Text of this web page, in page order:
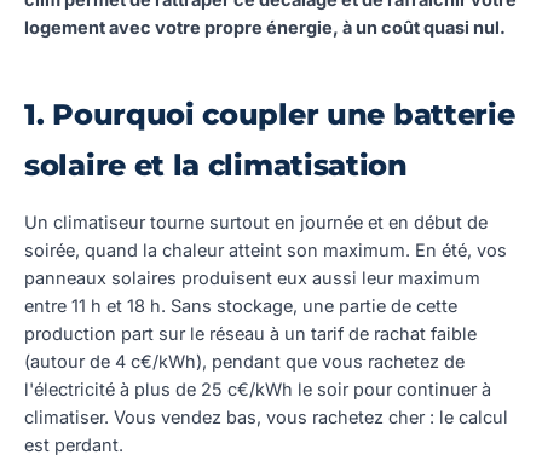
logement avec votre propre énergie, à un coût quasi nul.
1. Pourquoi coupler une batterie
solaire et la climatisation
Un climatiseur tourne surtout en journée et en début de
soirée, quand la chaleur atteint son maximum. En été, vos
panneaux solaires produisent eux aussi leur maximum
entre 11 h et 18 h. Sans stockage, une partie de cette
production part sur le réseau à un tarif de rachat faible
(autour de 4 c€/kWh), pendant que vous rachetez de
l'électricité à plus de 25 c€/kWh le soir pour continuer à
climatiser. Vous vendez bas, vous rachetez cher : le calcul
est perdant.